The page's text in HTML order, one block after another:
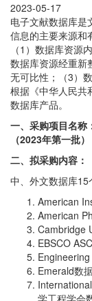
2023-05-17
电子文献数据库是
信息的主要来源和
（1）数据库资源
数据库资源经重新
无可比性；（3）
根据《中华人民共
数据库产品。
一、采购项目名称
（2023年第一批）
二、拟采购内容：
中、外文数据库15
American
American
Cambridge
EBSCO
Emerald数